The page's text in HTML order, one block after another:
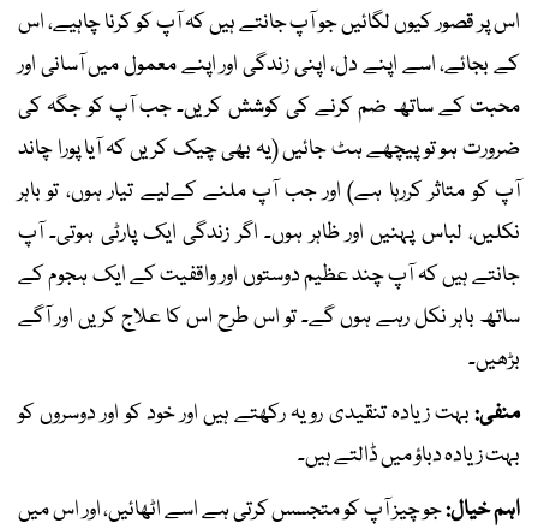
اس پر قصور کیوں لگائیں جو آپ جانتے ہیں کہ آپ کو کرنا چاہیے، اس
کے بجائے، اسے اپنے دل، اپنی زندگی اور اپنے معمول میں آسانی اور
محبت کے ساتھ ضم کرنے کی کوشش کریں۔ جب آپ کو جگہ کی
ضرورت ہو تو پیچھے ہٹ جائیں (یہ بھی چیک کریں کہ آیا پورا چاند
آپ کو متاثر کررہا ہے) اور جب آپ ملنے کےلیے تیار ہوں، تو باہر
نکلیں، لباس پہنیں اور ظاہر ہوں۔ اگر زندگی ایک پارٹی ہوتی۔ آپ
جانتے ہیں کہ آپ چند عظیم دوستوں اور واقفیت کے ایک ہجوم کے
ساتھ باہر نکل رہے ہوں گے۔ تو اس طرح اس کا علاج کریں اور آگے
بڑھیں۔
منفی:بہت زیادہ تنقیدی رویہ رکھتے ہیں اور خود کو اور دوسروں کو
بہت زیادہ دباؤ میں ڈالتے ہیں۔
اہم خیال:جو چیز آپ کو متجسس کرتی ہے اسے اٹھائیں، اور اس میں